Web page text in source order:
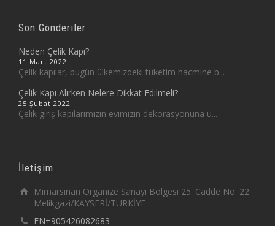
Son Gönderiler
Neden Çelik Kapı?
11 Mart 2022
Çelik kapılar, bugün ülkemizdeki tüketim hacmine b...
Çelik Kapı Alırken Nelere Dikkat Edilmeli?
25 Şubat 2022
Çelik giriş kapılarımızın evimizin dekorasyonuna u...
İletişim
Mimarsinan Organize Sanayi Bölgesi 25. Cadde No: 22
Melikgazi/KAYSERİ/TÜRKİYE
EN+905426082683